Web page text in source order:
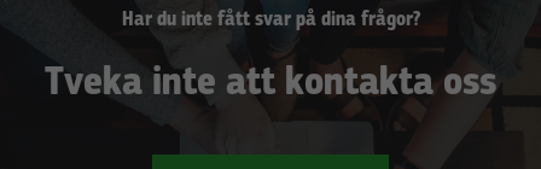
Har du inte fått svar på dina frågor?
Tveka inte att kontakta oss